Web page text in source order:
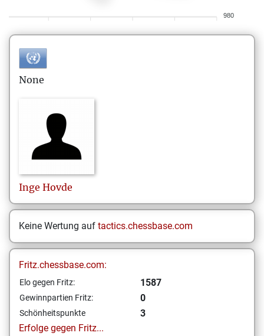
980
None
Inge Hovde
Keine Wertung auf tactics.chessbase.com
Fritz.chessbase.com:
Elo gegen Fritz: 1587
Gewinnpartien Fritz: 0
Schönheitspunkte
3
Erfolge gegen Fritz...